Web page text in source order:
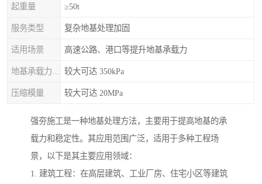
起重量 ≥50t
服务类型 复杂地基处理加固
适用场景 高速公路、港口等提升地基承载力
较大可达 350kPa
压缩模量 较大可达 20MPa
强夯施工是一种地基处理方法，主要用于提高地基的承
载力和稳定性。其应用范围广泛，适用于多种工程场
景，以下是其主要应用领域：
1. 建筑工程：在高层建筑、工业厂房、住宅小区等建筑